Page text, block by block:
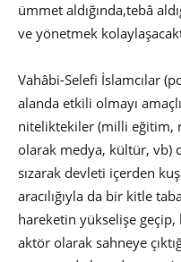
ümmet aldığında,tebâ
ve yönetmek
Vahâbi-Selefi İslamcılar
alanda etkili olmayı
niteliktekiler (milli eğitim,
olarak medya, kültür, vb)
sızarak devleti içerden
aracılığıyla da bir kitle
hareketin yükselişe
aktör olarak sahneye